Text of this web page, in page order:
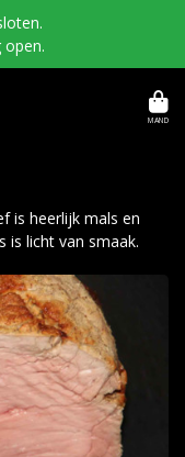
MAND
is heerlijk mals en
is licht van smaak.